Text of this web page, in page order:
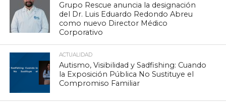
Grupo Rescue anuncia la designación
del Dr. Luis Eduardo Redondo Abreu
como nuevo Director Médico
Corporativo
ACTUALIDAD
Autismo, Visibilidad y Sadfishing: Cuando
la Exposición Pública No Sustituye el
Compromiso Familiar